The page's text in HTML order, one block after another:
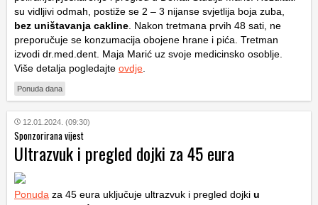
su vidljivi odmah, postiže se 2 – 3 nijanse svjetlija boja zuba,
bez uništavanja cakline . Nakon tretmana prvih 48 sati, ne
preporučuje se konzumacija obojene hrane i pića. Tretman
izvodi dr.med.dent. Maja Marić uz svoje medicinsko osoblje.
Više detalja pogledajte ovdje
Ponuda dana
12.01.2024. (09:30)
Sponzorirana vijest
Ultrazvuk i pregled dojki za 45 eura
Ponuda za 45 eura uključuje ultrazvuk i pregled dojki u